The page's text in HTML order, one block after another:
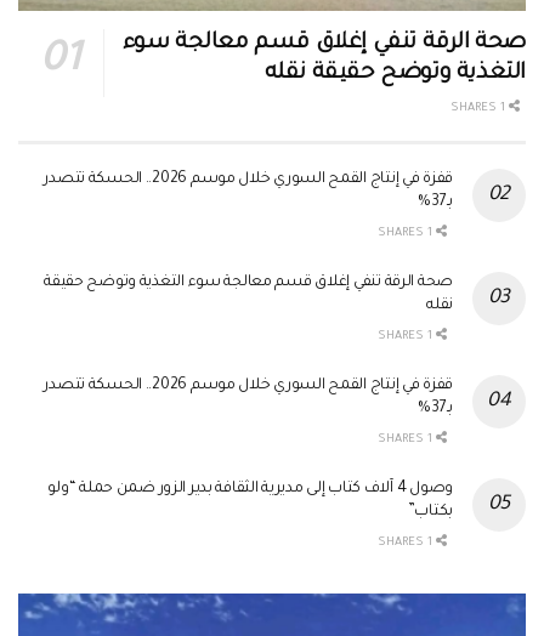
صحة الرقة تنفي إغلاق قسم معالجة سوء
التغذية وتوضح حقيقة نقله
قفزة في إنتاج القمح السوري خلال موسم 2026.. الحسكة تتصدر
بـ37%
صحة الرقة تنفي إغلاق قسم معالجة سوء التغذية وتوضح حقيقة
نقله
قفزة في إنتاج القمح السوري خلال موسم 2026.. الحسكة تتصدر
بـ37%
وصول 4 آلاف كتاب إلى مديرية الثقافة بدير الزور ضمن حملة “ولو
بكتاب”